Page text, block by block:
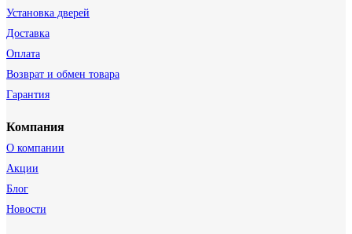
Установка дверей
Доставка
Оплата
Возврат и обмен товара
Гарантия
Компания
О компании
Акции
Блог
Новости